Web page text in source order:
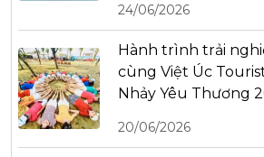
24/06/2026
Hành trình trải
cùng Việt Úc
Nhảy Yêu Thương
20/06/2026